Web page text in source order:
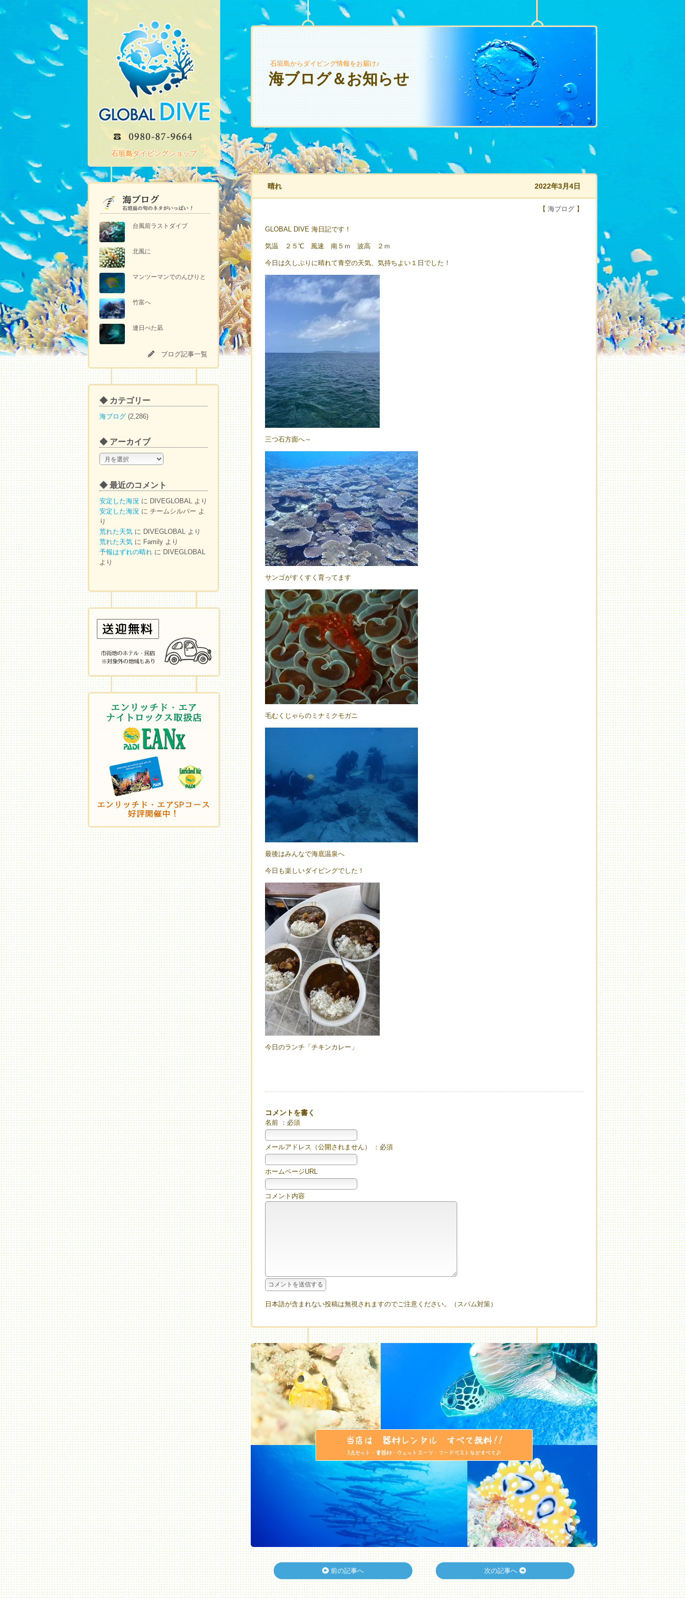
石垣島ダイビングショップ
台風前ラストダイブ
北風に
マンツーマンでのんびりと
竹富へ
連日べた凪
ブログ記事一覧
◆ カテゴリー
海ブログ (2,286)
◆ アーカイブ
◆
ア
カ
イ
ブ
◆ 最近のコメント
安定した海況 に DIVEGLOBAL より
安定した海況 に チームシルバー よ
り
荒れた天気 に DIVEGLOBAL より
荒れた天気 に Family より
予報はずれの晴れ に DIVEGLOBAL
より
石垣島からダイビング情報をお届け♪
海ブログ＆お知らせ
晴れ 2022年3月4日
【 海ブログ 】
GLOBAL DIVE 海日記です！
気温 ２５℃ 風速 南５ｍ 波高 ２ｍ
今日は久しぶりに晴れて青空の天気、気持ちよい１日でした！
三つ石方面へ～
サンゴがすくすく育ってます
毛むくじゃらのミナミクモガニ
最後はみんなで海底温泉へ
今日も楽しいダイビングでした！
今日のランチ「チキンカレー」
コメントを書く
名前 ：必須
メールアドレス（公開されません） ：必須
ホームページURL
コメント内容
日本語が含まれない投稿は無視されますのでご注意ください。（スパム対策）
前の記事へ 次の記事へ